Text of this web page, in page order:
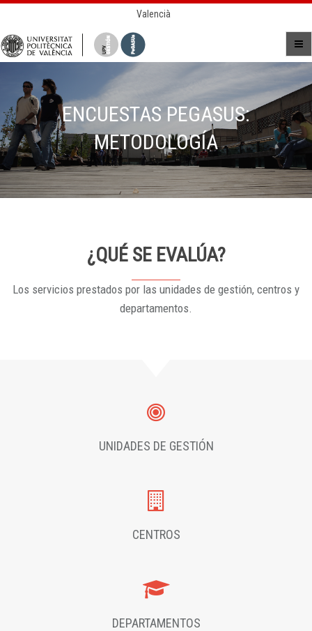
Valencià
ENCUESTAS PEGASUS:
METODOLOGÍA
¿QUÉ SE EVALÚA?
Los servicios prestados por las unidades de gestión, centros y
departamentos.
UNIDADES DE GESTIÓN
CENTROS
DEPARTAMENTOS